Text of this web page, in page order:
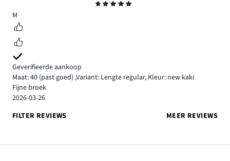
5
M
Geverifieerde aankoop
Maat: 40 (past goed) ,Variant: Lengte regular, Kleur: new kaki
Fijne broek
2026-03-26
FILTER REVIEWS
MEER REVIEWS